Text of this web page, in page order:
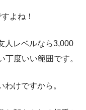
よね！
人レベルなら3,000
丁度いい範囲です。
けですから。